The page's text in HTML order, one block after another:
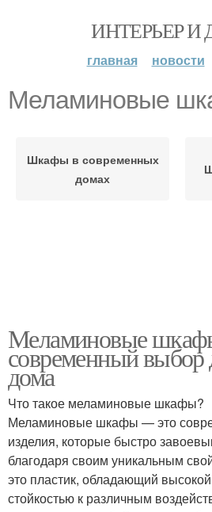
ИНТЕРЬЕР И
главная новости
Меламиновые
Шкафы в современных
домах
Меламиновые
современный выбор
дома
Что такое меламиновые шкафы?
Меламиновые шкафы — это
изделия, которые быстро
благодаря своим уникальным
это пластик, обладающий
стойкостью к различным